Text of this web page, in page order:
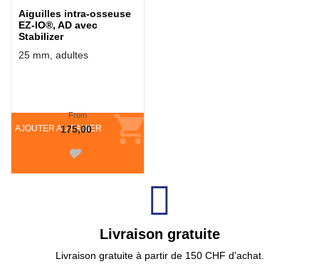
Aiguilles intra-osseuse
EZ-IO®, AD avec
Stabilizer
25 mm, adultes
AJOUTER AU PANIER
From
175,00
Livraison gratuite
Livraison gratuite à partir de 150 CHF d'achat.